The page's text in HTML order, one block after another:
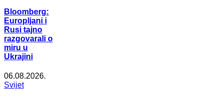
Bloomberg:
Europljani i
Rusi tajno
razgovarali o
miru u
Ukrajini
06.08.2026.
Svijet